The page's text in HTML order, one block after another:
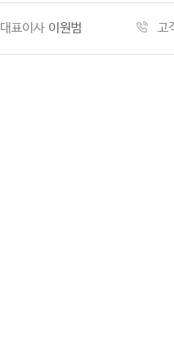
대표이사 이원범 고